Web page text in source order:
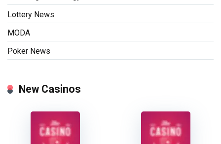
Lottery News
MODA
Poker News
New Casinos